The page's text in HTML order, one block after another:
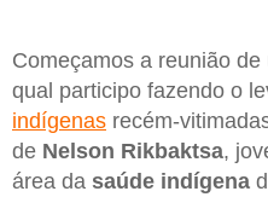
Começamos a reunião
qual participo fazendo o
indígenas recém-
de Nelson Rikbaktsa,
área da saúde indígena